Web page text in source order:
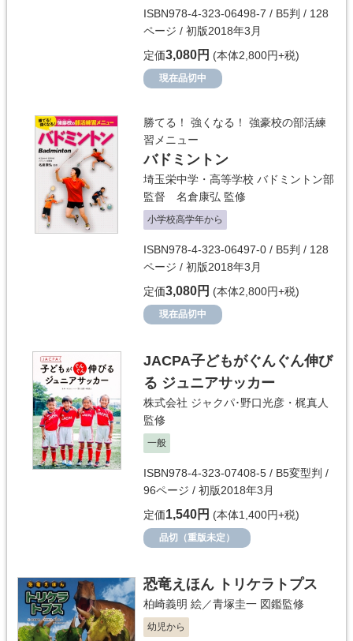
ISBN978-4-323-06498-7 / B5判 / 128
ページ / 初版2018年3月
定価3,080円 (本体2,800円+税)
現在品切中
勝てる！ 強くなる！ 強豪校の部活練
習メニュー
バドミントン
埼玉栄中学・高等学校 バドミントン部
監督 名倉康弘 監修
小学校高学年から
ISBN978-4-323-06497-0 / B5判 / 128
ページ / 初版2018年3月
定価3,080円 (本体2,800円+税)
現在品切中
JACPA子どもがぐんぐん伸び
る ジュニアサッカー
株式会社 ジャクパ･野口光彦・梶真人
監修
一般
ISBN978-4-323-07408-5 / B5変型判 /
96ページ / 初版2018年3月
定価1,540円 (本体1,400円+税)
品切（重版未定）
恐竜えほん トリケラトプス
柏崎義明 絵／青塚圭一 図鑑監修
幼児から